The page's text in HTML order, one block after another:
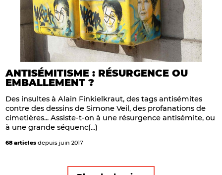
ANTISÉMITISME : RÉSURGENCE OU
EMBALLEMENT ?
Des insultes à Alain Finkielkraut, des tags antisémites
contre des dessins de Simone Veil, des profanations de
cimetières... Assiste-t-on à une résurgence antisémite, ou
à une grande séquenc(...)
68 articles depuis juin 2017